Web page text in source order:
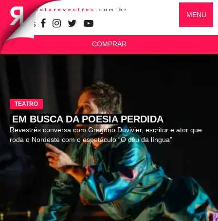
SIGA-NOS
MENU
COMPRAR
TEATRO
EM BUSCA DA POESIA PERDIDA
Revestrés conversa com Gregório Duvivier, escritor e ator que
roda o Nordeste com o espetáculo “O céu da língua”